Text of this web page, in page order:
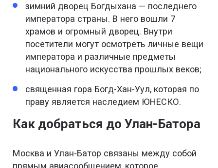
зимний дворец Богдыхана — последнего
императора страны. В него вошли 7
храмов и огромный дворец. Внутри
посетители могут осмотреть личные вещи
императора и различные предметы
национального искусства прошлых веков;
священная гора Богд-Хан-Уул, которая по
праву является наследием ЮНЕСКО.
Как добраться до Улан-Батора
Москва и Улан-Батор связаны между собой
прямым авиасообщением, которое